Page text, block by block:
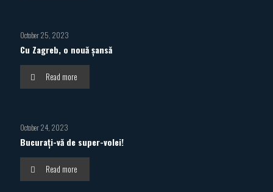
October 25, 2023
Cu Zagreb, o nouă șansă
Read more
October 24, 2023
Bucurați-vă de super-volei!
Read more